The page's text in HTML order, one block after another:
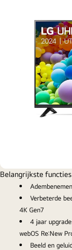
Belangrijkste functies
Verbeterde
4K Gen7
4 jaar
webOS Re:New
Beeld en